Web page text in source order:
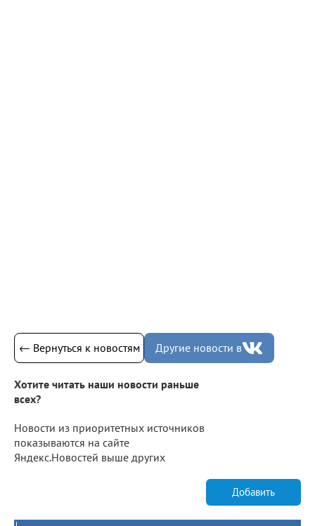
← Вернуться к новостям Другие новости в
Хотите читать наши новости раньше
всех?
Новости из приоритетных источников
показываются на сайте
Яндекс.Новостей выше других
Добавить